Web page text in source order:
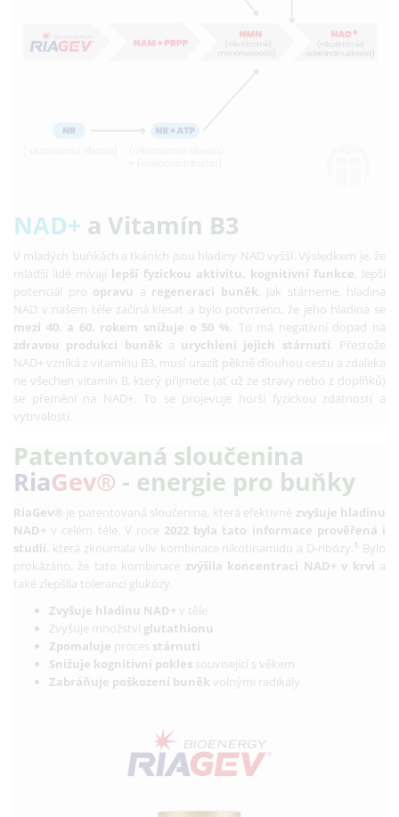
NAD+ a Vitamín B3
V mladých buňkách a tkáních jsou hladiny NAD vyšší. Výsledkem je, že
mladší lidé mívají lepší fyzickou aktivitu, kognitivní funkce, lepší
potenciál pro opravu a regeneraci buněk. Jak stárneme, hladina
NAD v našem těle začíná klesat a bylo potvrzeno, že jeho hladina se
mezi 40. a 60. rokem snižuje o 50 %. To má negativní dopad na
zdravou produkci buněk a urychlení jejich stárnutí. Přestože
NAD+ vzniká z vitamínu B3, musí urazit pěkně dlouhou cestu a zdaleka
ne všechen vitamín B, který přijmete (ať už ze stravy nebo z doplňků)
se přemění na NAD+. To se projevuje horší fyzickou zdatností a
vytrvalostí.
Patentovaná sloučenina
RiaGev® - energie pro buňky
RiaGev® je patentovaná sloučenina, která efektivně zvyšuje hladinu
NAD+ v celém těle. V roce 2022 byla tato informace prověřená i
studií, která zkoumala vliv kombinace nikotinamidu a D-ribózy. 1 Bylo
prokázáno, že tato kombinace zvýšila koncentraci NAD+ v krvi a
také zlepšila toleranci glukózy.
Zvyšuje hladinu NAD+v těle
Zvyšuje množství glutathionu
Zpomaluje proces stárnutí
Snižuje kognitivní pokles související s věkem
Zabráňuje poškození buněk volnými radikály